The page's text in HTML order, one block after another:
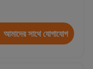
আমাদের সাথে যোগাযোগ